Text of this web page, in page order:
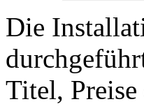
Die
Titel,